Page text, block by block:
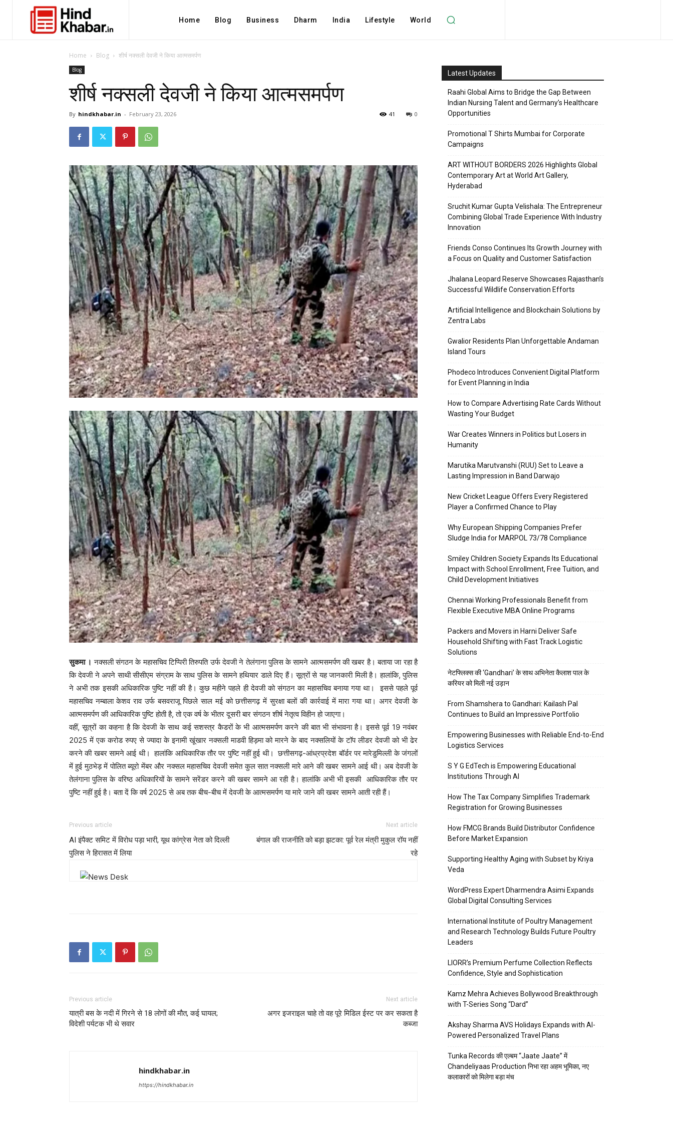
Home Blog Business Dharm India Lifestyle World
Home Blog शीर्ष नक्सली देवजी ने किया आत्मसमर्पण
Blog
शीर्ष नक्सली देवजी ने किया आत्मसमर्पण
By hindkhabar.in - February 23, 2026 0
41
सुकमा । नक्सली संगठन के महासचिव टिप्पिरी तिरुपति उर्फ देवजी ने तेलंगाना पुलिस के सामने आत्मसमर्पण की खबर है। बताया जा रहा है
कि देवजी ने अपने साथी सीसीएम संग्राम के साथ पुलिस के सामने हथियार डाले दिए हैं। सूत्रों से यह जानकारी मिली है। हालांकि, पुलिस
ने अभी तक इसकी अधिकारिक पुष्टि नहीं की है। कुछ महीने पहले ही देवजी को संगठन का महासचिव बनाया गया था। इससे पहले पूर्व
महासचिव नम्बाला केशव राव उर्फ बसवराजू पिछले साल मई को छत्तीसगढ़ में सुरक्षा बलों की कार्रवाई में मारा गया था। अगर देवजी के
आत्मसमर्पण की आधिकारिक पुष्टि होती है, तो एक वर्ष के भीतर दूसरी बार संगठन शीर्ष नेतृत्व विहीन हो जाएगा।
वहीं, सूत्रों का कहना है कि देवजी के साथ कई सशस्त्र कैडरों के भी आत्मसमर्पण करने की बात भी संभावना है। इससे पूर्व 19 नवंबर
2025 में एक करोड रुपए से ज्यादा के इनामी खूंखार नक्सली माडवी हिड़मा को मारने के बाद नक्सलियों के टॉप लीडर देवजी को भी ढेर
करने की खबर सामने आई थी। हालांकि आधिकारिक तौर पर पुष्टि नहीं हुई थी। छत्तीसगढ़-आंध्रप्रदेश बॉर्डर पर मारेडुमिल्ली के जंगलों
में हुई मुठभेड़ में पोलित ब्यूरो मेंबर और नक्सल महासचिव देवजी समेत कुल सात नक्सली मारे आने की खबर सामने आई थी। अब देवजी के
तेलंगाना पुलिस के वरिष्ठ अधिकारियों के सामने सरेंडर करने की खबर सामने आ रही है। हालांकि अभी भी इसकी आधिकारिक तौर पर
पुष्टि नहीं हुई है। बता दें कि वर्ष 2025 से अब तक बीच-बीच में देवजी के आत्मसमर्पण या मारे जाने की खबर सामने आती रही हैं।
Previous article
AI इंपैक्ट समिट में विरोध पड़ा भारी, यूथ कांग्रेस नेता को दिल्ली
पुलिस ने हिरासत में लिया
Next article
बंगाल की राजनीति को बड़ा झटका: पूर्व रेल मंत्री मुकुल रॉय नहीं
रहे
Previous article
यात्री बस के नदी में गिरने से 18 लोगों की मौत, कई घायल;
विदेशी पर्यटक भी थे सवार
Next article
अगर इजराइल चाहे तो वह पूरे मिडिल ईस्ट पर कर सकता है
कब्जा
hindkhabar.in
https://hindkhabar.in
Latest Updates
Raahi Global Aims to Bridge the Gap Between
Indian Nursing Talent and Germany’s Healthcare
Opportunities
Promotional T Shirts Mumbai for Corporate
Campaigns
ART WITHOUT BORDERS 2026 Highlights Global
Contemporary Art at World Art Gallery,
Hyderabad
Sruchit Kumar Gupta Velishala: The Entrepreneur
Combining Global Trade Experience With Industry
Innovation
Friends Conso Continues Its Growth Journey with
a Focus on Quality and Customer Satisfaction
Jhalana Leopard Reserve Showcases Rajasthan’s
Successful Wildlife Conservation Efforts
Artificial Intelligence and Blockchain Solutions by
Zentra Labs
Gwalior Residents Plan Unforgettable Andaman
Island Tours
Phodeco Introduces Convenient Digital Platform
for Event Planning in India
How to Compare Advertising Rate Cards Without
Wasting Your Budget
War Creates Winners in Politics but Losers in
Humanity
Marutika Marutvanshi (RUU) Set to Leave a
Lasting Impression in Band Darwajo
New Cricket League Offers Every Registered
Player a Confirmed Chance to Play
Why European Shipping Companies Prefer
Sludge India for MARPOL 73/78 Compliance
Smiley Children Society Expands Its Educational
Impact with School Enrollment, Free Tuition, and
Child Development Initiatives
Chennai Working Professionals Benefit from
Flexible Executive MBA Online Programs
Packers and Movers in Harni Deliver Safe
Household Shifting with Fast Track Logistic
Solutions
नेटफ्लिक्स की ‘Gandhari’ के साथ अभिनेता कैलाश पाल के
करियर को मिली नई उड़ान
From Shamshera to Gandhari: Kailash Pal
Continues to Build an Impressive Portfolio
Empowering Businesses with Reliable End-to-End
Logistics Services
S Y G EdTech is Empowering Educational
Institutions Through AI
How The Tax Company Simplifies Trademark
Registration for Growing Businesses
How FMCG Brands Build Distributor Confidence
Before Market Expansion
Supporting Healthy Aging with Subset by Kriya
Veda
WordPress Expert Dharmendra Asimi Expands
Global Digital Consulting Services
International Institute of Poultry Management
and Research Technology Builds Future Poultry
Leaders
LIORR’s Premium Perfume Collection Reflects
Confidence, Style and Sophistication
Kamz Mehra Achieves Bollywood Breakthrough
with T-Series Song “Dard”
Akshay Sharma AVS Holidays Expands with AI-
Powered Personalized Travel Plans
Tunka Records की एल्बम “Jaate Jaate” में
Chandeliyaas Production निभा रहा अहम भूमिका, नए
कलाकारों को मिलेगा बड़ा मंच